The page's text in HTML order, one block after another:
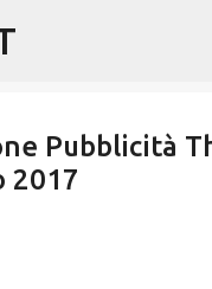
Pubblicità
2017